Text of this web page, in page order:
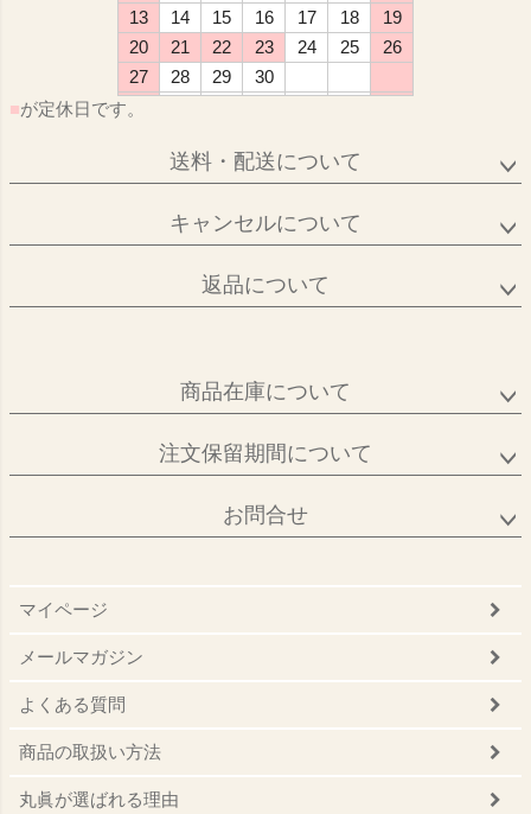
13
14 15 16 17 18
19
20
21 22 23 24 25
26
27
28 29
30
■が定休日です。
送料・配送について
キャンセルについて
返品について
商品在庫について
注文保留期間について
お問合せ
マイページ
メールマガジン
よくある質問
商品の取扱い方法
丸眞が選ばれる理由